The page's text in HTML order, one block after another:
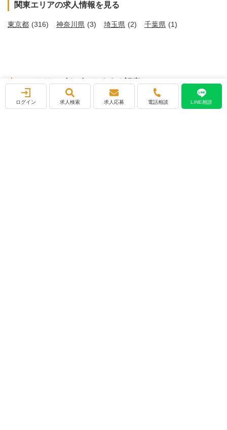
関東エリアの求人情報を見る
東京都 (316) 神奈川県 (3) 埼玉県 (2) 千葉県 (1)
エントリーズナビのおすすめ記事
ログイン 求人検索 求人応募 電話相談 LINE相談